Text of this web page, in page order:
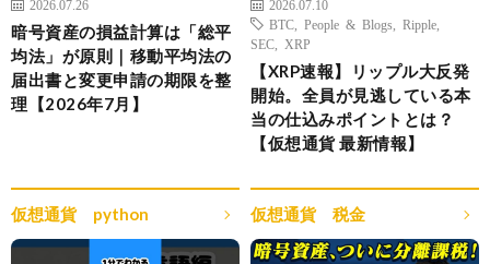
2026.07.26
暗号資産の損益計算は「総平
均法」が原則｜移動平均法の
届出書と変更申請の期限を整
理【2026年7月】
2026.07.10
BTC
People & Blogs Ripple
SEC
XRP
【XRP速報】リップル大反発
開始。全員が見逃している本
当の仕込みポイントとは？
【仮想通貨 最新情報】
仮想通貨 python 仮想通貨 税金